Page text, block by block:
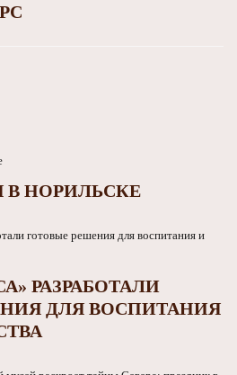
В НОРИЛЬСКЕ
РАЗРАБОТАЛИ
ДЛЯ ВОСПИТАНИЯ